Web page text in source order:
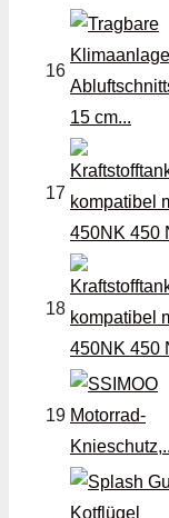
16
17
18
19